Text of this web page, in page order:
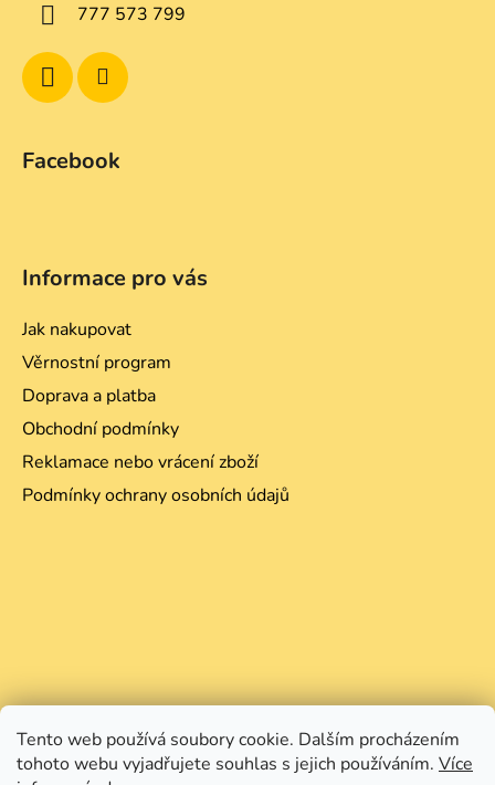
Tento web používá soubory cookie. Dalším procházením
tohoto webu vyjadřujete souhlas s jejich používáním. Více
777 573 799
Facebook
Informace pro vás
Jak nakupovat
Věrnostní program
Doprava a platba
Obchodní podmínky
Reklamace nebo vrácení zboží
Podmínky ochrany osobních údajů